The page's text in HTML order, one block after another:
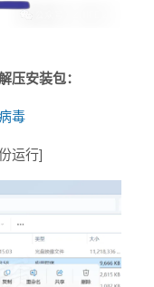
压安装包：
毒
运行]